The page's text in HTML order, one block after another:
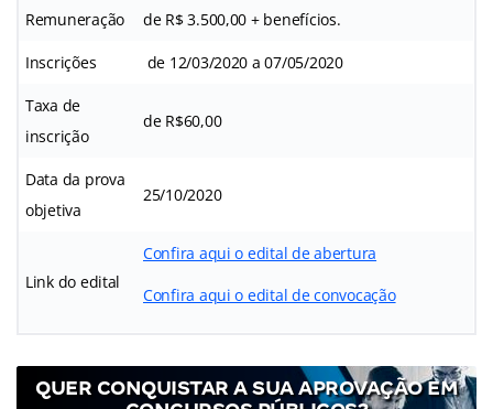
Remuneração de R$ 3.500,00 + benefícios.
Inscrições de 12/03/2020 a 07/05/2020
Taxa de
inscrição
de R$60,00
Data da prova
objetiva
25/10/2020
Link do edital
Confira aqui o edital de abertura
Confira aqui o edital de convocação
QUER CONQUISTAR A SUA APROVAÇÃO EM